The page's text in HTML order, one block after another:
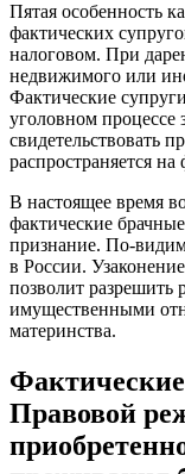
Пятая особенность
фактических
налоговом. При
недвижимого или
Фактические
уголовном процессе
свидетельствовать
распространяется на
В настоящее время
фактические
признание. По-
в России.
позволит разрешить
имущественными
материнства.
Правовой